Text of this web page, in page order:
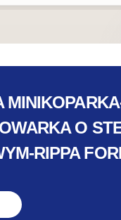
O
RIPPA